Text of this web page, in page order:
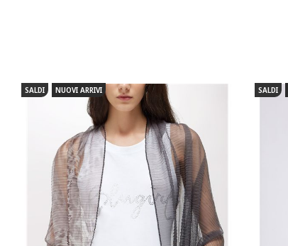
SALDI NUOVI ARRIVI SALDI